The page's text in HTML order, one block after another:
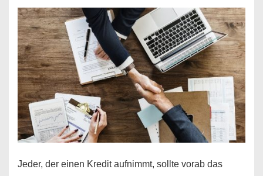
es
möglich!
Jeder, der einen Kredit aufnimmt, sollte vorab das